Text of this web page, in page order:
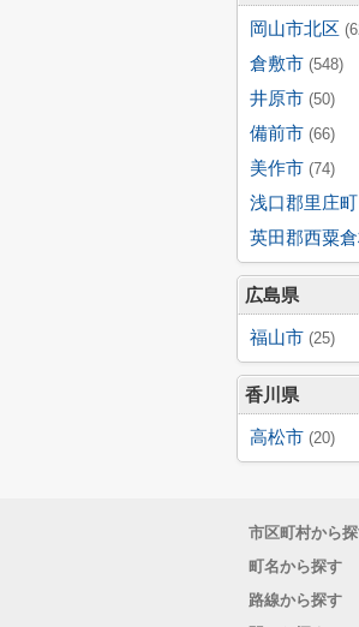
岡山市北区
倉敷市 (548)
井原市 (50)
備前市 (66)
美作市 (74)
浅口郡里庄町
英田郡西粟
広島県
福山市 (25)
香川県
高松市 (20)
市区町村から
町名から探す
路線から探す